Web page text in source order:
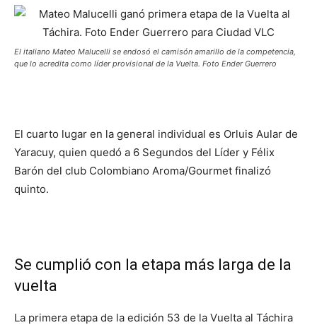
El italiano Mateo Malucelli se endosó el camisón amarillo de la competencia,
que lo acredita como líder provisional de la Vuelta. Foto Ender Guerrero
El cuarto lugar en la general individual es Orluis Aular de
Yaracuy, quien quedó a 6 Segundos del Líder y Félix
Barón del club Colombiano Aroma/Gourmet finalizó
quinto.
Se cumplió con la etapa más larga de la
vuelta
La primera etapa de la edición 53 de la Vuelta al Táchira